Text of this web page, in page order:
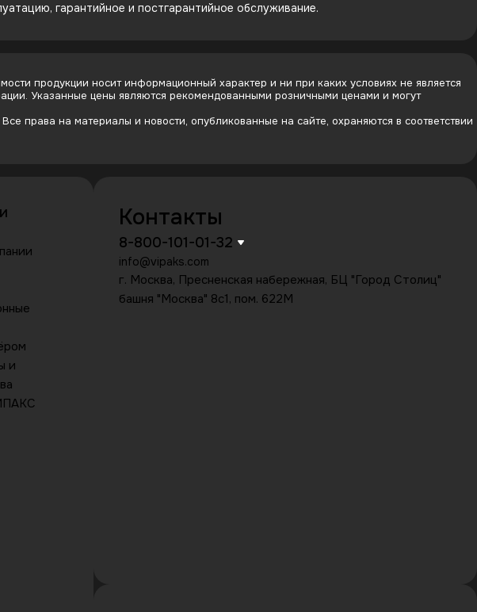
гарантийное и постгарантийное обслуживание.
продукции носит информационный характер и ни при каких условиях не является
Указанные цены являются рекомендованными розничными ценами и могут
права на материалы и новости, опубликованные на сайте, охраняются в соответствии
и
Контакты
8-800-101-01-32
info@vipaks.com
г. Москва, Пресненская набережная, БЦ "Город Столиц"
башня "Москва" 8с1, пом. 622М